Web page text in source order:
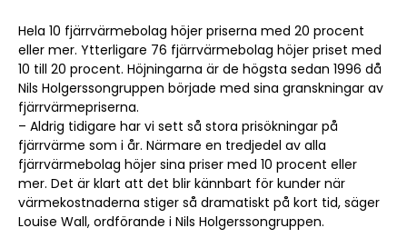
Hela 10 fjärrvärmebolag höjer priserna med 20 procent
eller mer. Ytterligare 76 fjärrvärmebolag höjer priset med
10 till 20 procent. Höjningarna är de högsta sedan 1996 då
Nils Holgerssongruppen började med sina granskningar av
fjärrvärmepriserna.
– Aldrig tidigare har vi sett så stora prisökningar på
fjärrvärme som i år. Närmare en tredjedel av alla
fjärrvärmebolag höjer sina priser med 10 procent eller
mer. Det är klart att det blir kännbart för kunder när
värmekostnaderna stiger så dramatiskt på kort tid, säger
Louise Wall, ordförande i Nils Holgerssongruppen.